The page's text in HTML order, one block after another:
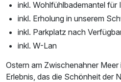
inkl. Wohlfühlbademantel für
inkl. Erholung in unserem
inkl. Parkplatz nach
inkl. W-Lan
Ostern am Zwischenahner
Erlebnis, das die Schönheit der